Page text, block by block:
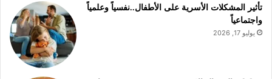
تأثير المشكلات الأسرية على الأطفال..نفسياً وعلمياً
واجتماعياً
يوليو 17, 2026